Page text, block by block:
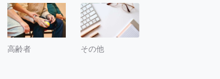
高齢者 その他